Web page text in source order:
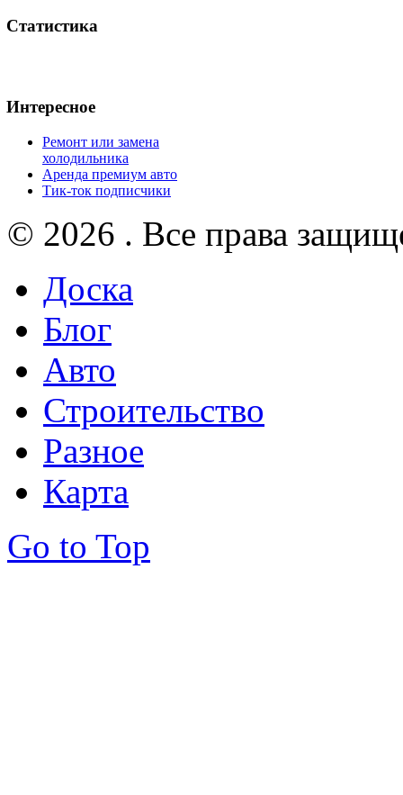
Статистика
Интересное
Ремонт или замена
холодильника
Аренда премиум авто
Тик-ток подписчики
© 2026 . Все права
Доска
Блог
Авто
Строительство
Разное
Карта
Go to Top